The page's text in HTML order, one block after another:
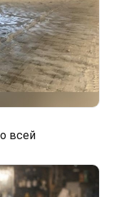
всей